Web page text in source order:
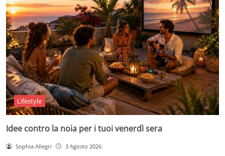
Lifestyle
Idee contro la noia per i tuoi venerdì sera
Sophia Allegri 3 Agosto 2026